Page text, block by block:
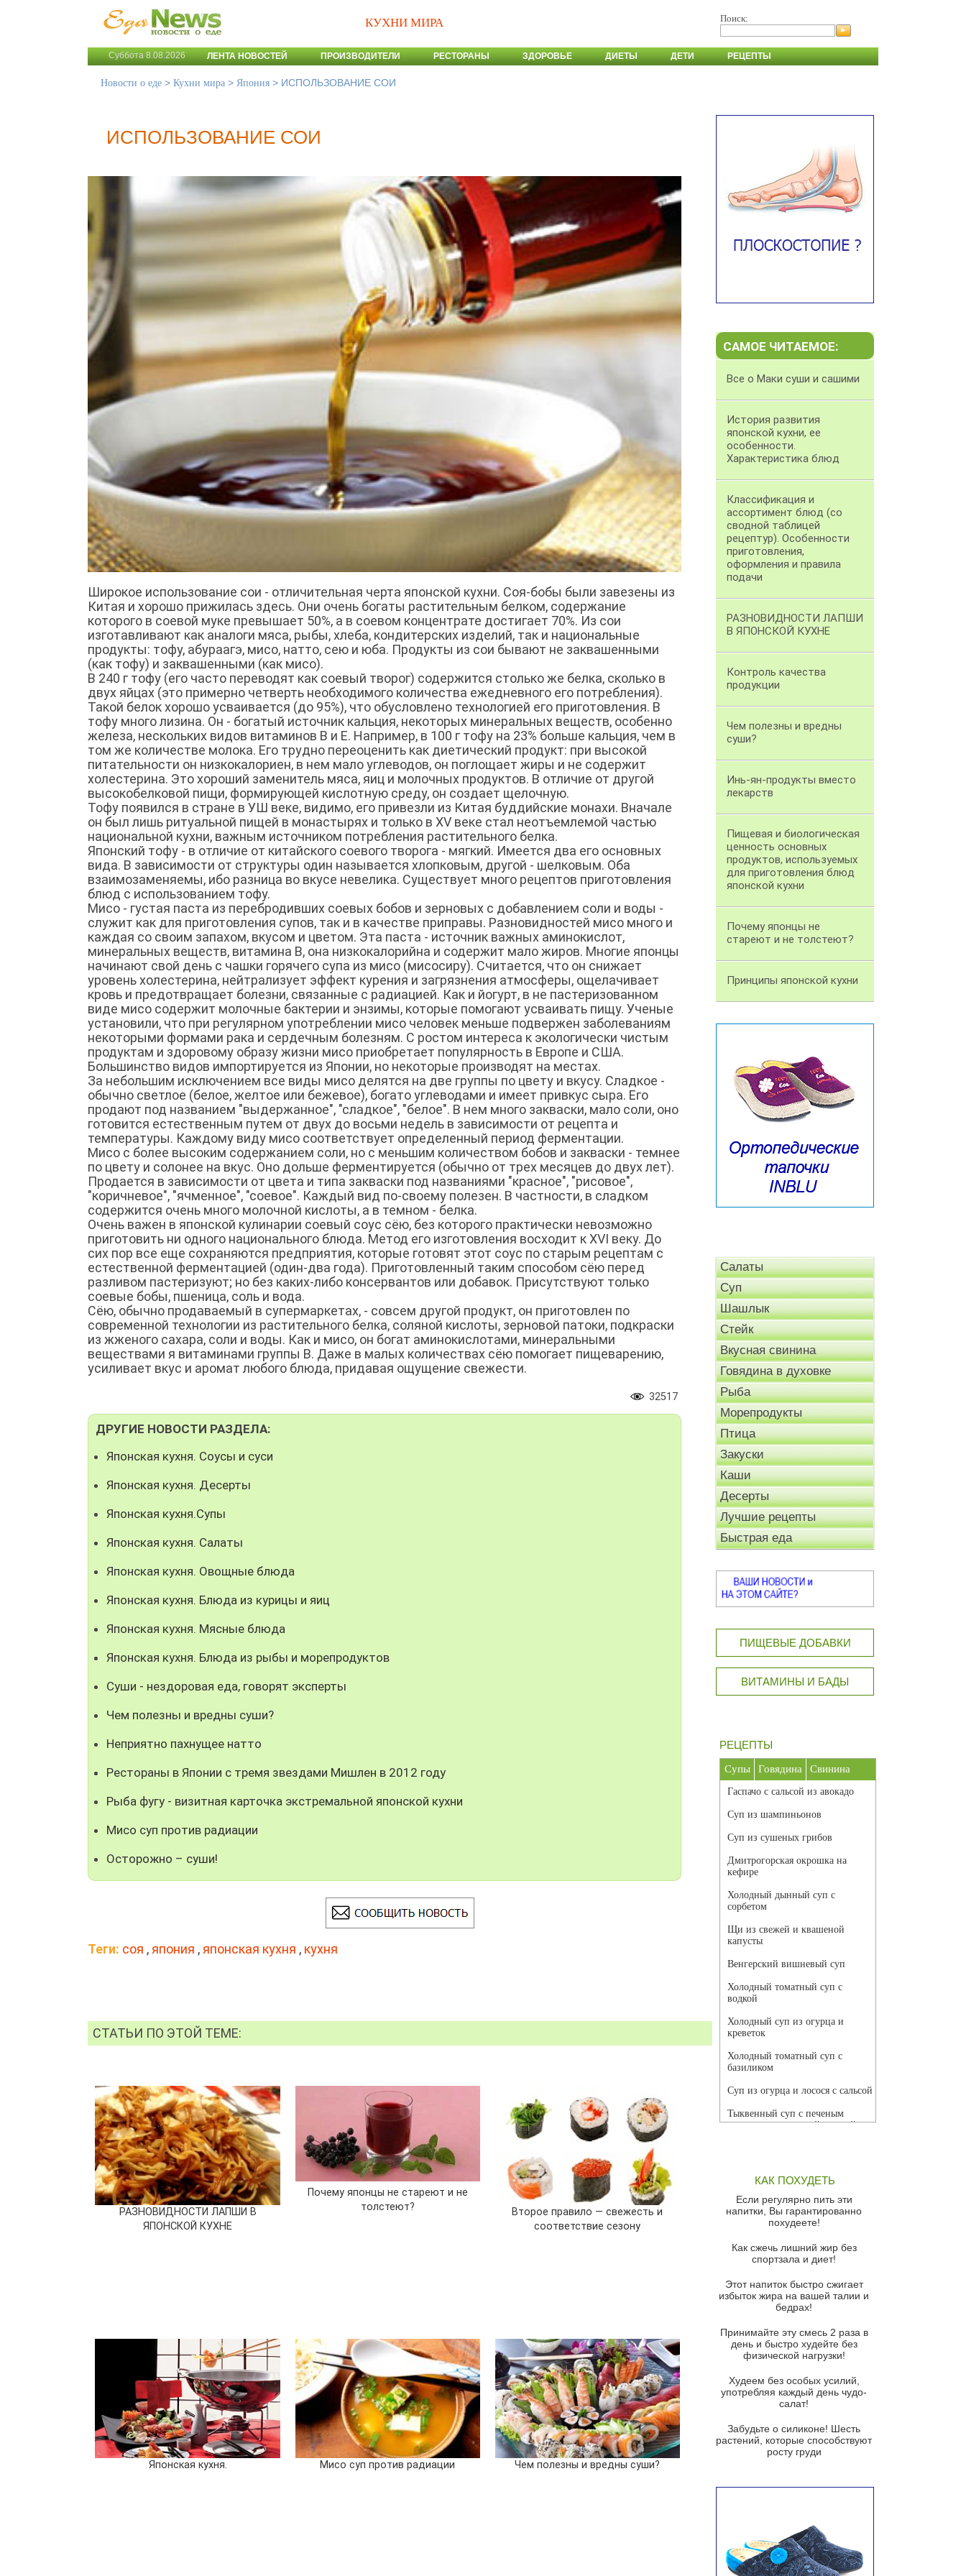
КУХНИ МИРА Поиск:
Суббота 8.08.2026 ЛЕНТА НОВОСТЕЙ ПРОИЗВОДИТЕЛИ РЕСТОРАНЫ ЗДОРОВЬЕ ДИЕТЫ ДЕТИ РЕЦЕПТЫ
Новости о еде > Кухни мира > Япония > ИСПОЛЬЗОВАНИЕ СОИ
ИСПОЛЬЗОВАНИЕ СОИ
Широкое использование сои - отличительная черта японской кухни. Соя-бобы были завезены из
Китая и хорошо прижилась здесь. Они очень богаты растительным белком, содержание
которого в соевой муке превышает 50%, а в соевом концентрате достигает 70%. Из сои
изготавливают как аналоги мяса, рыбы, хлеба, кондитерских изделий, так и национальные
продукты: тофу, абураагэ, мисо, натто, сею и юба. Продукты из сои бывают не заквашенными
(как тофу) и заквашенными (как мисо).
В 240 г тофу (его часто переводят как соевый творог) содержится столько же белка, сколько в
двух яйцах (это примерно четверть необходимого количества ежедневного его потребления).
Такой белок хорошо усваивается (до 95%), что обусловлено технологией его приготовления. В
тофу много лизина. Он - богатый источник кальция, некоторых минеральных веществ, особенно
железа, нескольких видов витаминов В и Е. Например, в 100 г тофу на 23% больше кальция, чем в
том же количестве молока. Его трудно переоценить как диетический продукт: при высокой
питательности он низкокалориен, в нем мало углеводов, он поглощает жиры и не содержит
холестерина. Это хороший заменитель мяса, яиц и молочных продуктов. В отличие от другой
высокобелковой пищи, формирующей кислотную среду, он создает щелочную.
Тофу появился в стране в УШ веке, видимо, его привезли из Китая буддийские монахи. Вначале
он был лишь ритуальной пищей в монастырях и только в XV веке стал неотъемлемой частью
национальной кухни, важным источником потребления растительного белка.
Японский тофу - в отличие от китайского соевого творога - мягкий. Имеется два его основных
вида. В зависимости от структуры один называется хлопковым, другой - шелковым. Оба
взаимозаменяемы, ибо разница во вкусе невелика. Существует много рецептов приготовления
блюд с использованием тофу.
Мисо - густая паста из перебродивших соевых бобов и зерновых с добавлением соли и воды -
служит как для приготовления супов, так и в качестве приправы. Разновидностей мисо много и
каждая со своим запахом, вкусом и цветом. Эта паста - источник важных аминокислот,
минеральных веществ, витамина В, она низкокалорийна и содержит мало жиров. Многие японцы
начинают свой день с чашки горячего супа из мисо (мисосиру). Считается, что он снижает
уровень холестерина, нейтрализует эффект курения и загрязнения атмосферы, ощелачивает
кровь и предотвращает болезни, связанные с радиацией. Как и йогурт, в не пастеризованном
виде мисо содержит молочные бактерии и энзимы, которые помогают усваивать пищу. Ученые
установили, что при регулярном употреблении мисо человек меньше подвержен заболеваниям
некоторыми формами рака и сердечным болезням. С ростом интереса к экологически чистым
продуктам и здоровому образу жизни мисо приобретает популярность в Европе и США.
Большинство видов импортируется из Японии, но некоторые производят на местах.
За небольшим исключением все виды мисо делятся на две группы по цвету и вкусу. Сладкое -
обычно светлое (белое, желтое или бежевое), богато углеводами и имеет привкус сыра. Его
продают под названием "выдержанное", "сладкое", "белое". В нем много закваски, мало соли, оно
готовится естественным путем от двух до восьми недель в зависимости от рецепта и
температуры. Каждому виду мисо соответствует определенный период ферментации.
Мисо с более высоким содержанием соли, но с меньшим количеством бобов и закваски - темнее
по цвету и солонее на вкус. Оно дольше ферментируется (обычно от трех месяцев до двух лет).
Продается в зависимости от цвета и типа закваски под названиями "красное", "рисовое",
"коричневое", "ячменное", "соевое". Каждый вид по-своему полезен. В частности, в сладком
содержится очень много молочной кислоты, а в темном - белка.
Очень важен в японской кулинарии соевый соус сёю, без которого практически невозможно
приготовить ни одного национального блюда. Метод его изготовления восходит к XVI веку. До
сих пор все еще сохраняются предприятия, которые готовят этот соус по старым рецептам с
естественной ферментацией (один-два года). Приготовленный таким способом сёю перед
разливом пастеризуют; но без каких-либо консервантов или добавок. Присутствуют только
соевые бобы, пшеница, соль и вода.
Сёю, обычно продаваемый в супермаркетах, - совсем другой продукт, он приготовлен по
современной технологии из растительного белка, соляной кислоты, зерновой патоки, подкраски
из жженого сахара, соли и воды. Как и мисо, он богат аминокислотами, минеральными
веществами я витаминами группы В. Даже в малых количествах сёю помогает пищеварению,
усиливает вкус и аромат любого блюда, придавая ощущение свежести.
32517
ДРУГИЕ НОВОСТИ РАЗДЕЛА:
Японская кухня. Соусы и суси
Японская кухня. Десерты
Японская кухня.Супы
Японская кухня. Салаты
Японская кухня. Овощные блюда
Японская кухня. Блюда из курицы и яиц
Японская кухня. Мясные блюда
Японская кухня. Блюда из рыбы и морепродуктов
Суши - нездоровая еда, говорят эксперты
Чем полезны и вредны суши?
Неприятно пахнущее натто
Рестораны в Японии с тремя звездами Мишлен в 2012 году
Рыба фугу - визитная карточка экстремальной японской кухни
Мисо суп против радиации
Осторожно – суши!
Теги: соя , япония , японская кухня , кухня
СТАТЬИ ПО ЭТОЙ ТЕМЕ:
РАЗНОВИДНОСТИ ЛАПШИ В
ЯПОНСКОЙ КУХНЕ
Почему японцы не стареют и не
толстеют?
Второе правило — свежесть и
соответствие сезону
Японская кухня. Мисо суп против радиации Чем полезны и вредны суши?
САМОЕ ЧИТАЕМОЕ:
Все о Маки суши и сашими
История развития
японской кухни, ее
особенности.
Характеристика блюд
Классификация и
ассортимент блюд (со
сводной таблицей
рецептур). Особенности
приготовления,
оформления и правила
подачи
РАЗНОВИДНОСТИ ЛАПШИ
В ЯПОНСКОЙ КУХНЕ
Контроль качества
продукции
Чем полезны и вредны
суши?
Инь-ян-продукты вместо
лекарств
Пищевая и биологическая
ценность основных
продуктов, используемых
для приготовления блюд
японской кухни
Почему японцы не
стареют и не толстеют?
Принципы японской кухни
Салаты
Суп
Шашлык
Стейк
Вкусная свинина
Говядина в духовке
Рыба
Морепродукты
Птица
Закуски
Каши
Десерты
Лучшие рецепты
Быстрая еда
ПИЩЕВЫЕ ДОБАВКИ
ВИТАМИНЫ И БАДЫ
РЕЦЕПТЫ
Супы Говядина Свинина
Гаспачо с сальсой из авокадо
Суп из шампиньонов
Суп из сушеных грибов
Дмитрогорская окрошка на
кефире
Холодный дынный суп с
сорбетом
Щи из свежей и квашеной
капусты
Венгерский вишневый суп
Холодный томатный суп с
водкой
Холодный суп из огурца и
креветок
Холодный томатный суп с
базиликом
Суп из огурца и лосося с сальсой
Тыквенный суп с печеным
чесноком и томатной сальсой
красного перца
Парижский луковый суп
Суп из спаржи и горошка с
Суп-крем из цветной капусты
Французский луковый суп
Суп из баклажанов с моцареллой
Грибной крем-суп с кростини с
козьим сыром
Суп мисо с зеленым луком и
тофу
из рукколы
Португальский чесночный суп с
Ирландский картофельный суп
Суп из пастернака
Пряный морковный суп во время
КАК ПОХУДЕТЬ
Если регулярно пить эти
напитки, Вы гарантированно
похудеете!
Как сжечь лишний жир без
спортзала и диет!
Этот напиток быстро сжигает
избыток жира на вашей талии и
бедрах!
Принимайте эту смесь 2 раза в
день и быстро худейте без
физической нагрузки!
Худеем без особых усилий,
употребляя каждый день чудо-
салат!
Забудьте о силиконе! Шесть
растений, которые способствуют
росту груди